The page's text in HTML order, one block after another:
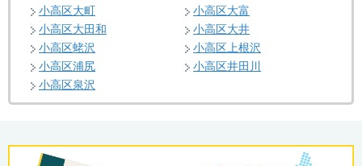
小高区大町
小高区大富
小高区大田和
小高区大井
小高区蛯沢
小高区上根沢
小高区浦尻
小高区井田川
小高区泉沢